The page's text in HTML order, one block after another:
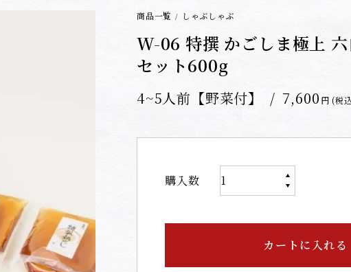
商品一覧 / しゃぶしゃぶ
W-06 特撰 かごしま極上
セット600g
4~5人前【野菜付】 / 7,600 円 (税
購入数
カートに入れる